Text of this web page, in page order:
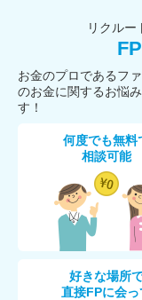
リクルー
お金のプロであるフ
のお金に関するお悩
す！
何度でも無料
相談可能
好きな場所
直接FPに会っ